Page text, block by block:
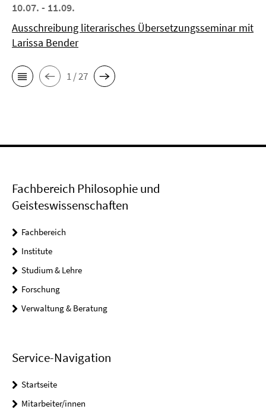
10.07. - 11.09.
Ausschreibung literarisches Übersetzungsseminar mit
Larissa Bender
1 / 27
Fachbereich Philosophie und
Geisteswissenschaften
Fachbereich
Institute
Studium & Lehre
Forschung
Verwaltung & Beratung
Service-Navigation
Startseite
Mitarbeiter/innen